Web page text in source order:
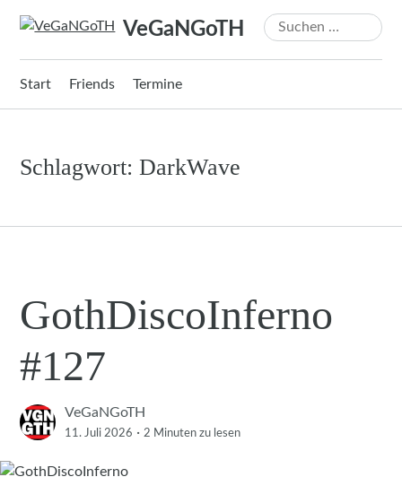
Inhalt
VeGaNGoTH
Suchen
nach:
Start Friends Termine
Schlagwort:DarkWave
GothDiscoInferno
#127
VeGaNGoTH
11. Juli 2026 · 2 Minuten zu lesen